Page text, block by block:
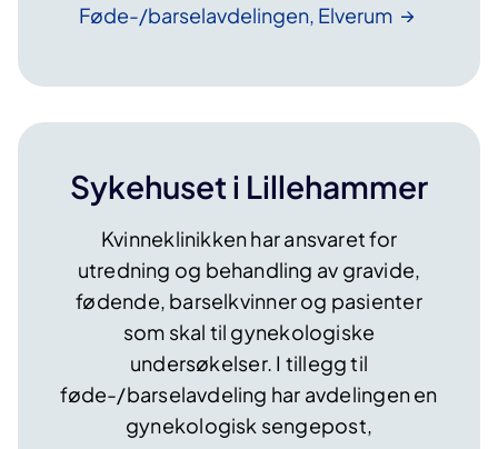
Føde-/barselavdelingen, Elverum
Sykehuset i Lillehammer
Kvinneklinikken har ansvaret for
utredning og behandling av gravide,
fødende, barselkvinner og pasienter
som skal til gynekologiske
undersøkelser. I tillegg til
føde-/barselavdeling har avdelingen en
gynekologisk sengepost,